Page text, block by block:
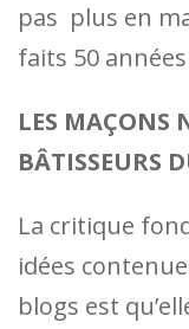
pas plus en
faits 50
LES MAÇONS
BÂTISSEURS
La critique
idées
blogs est